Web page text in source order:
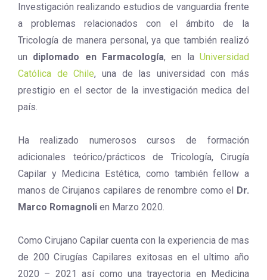
Investigación realizando estudios de vanguardia frente
a problemas relacionados con el ámbito de la
Tricología de manera personal, ya que también realizó
un diplomado en Farmacología, en laUniversidad
Católica de Chile, una de las universidad con más
prestigio en el sector de la investigación medica del
país.
Ha realizado numerosos cursos de formación
adicionales teórico/prácticos de Tricología, Cirugía
Capilar y Medicina Estética, como también fellow a
manos de Cirujanos capilares de renombre como el Dr.
Marco Romagnoli en Marzo 2020.
Como Cirujano Capilar cuenta con la experiencia de mas
de 200 Cirugías Capilares exitosas en el ultimo año
2020 – 2021 así como una trayectoria en Medicina